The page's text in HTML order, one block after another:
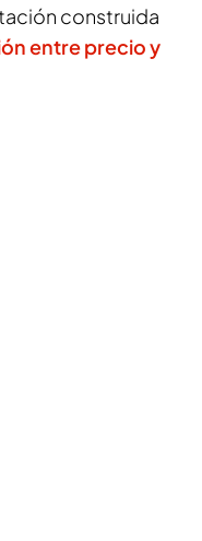
construida
entre precio y